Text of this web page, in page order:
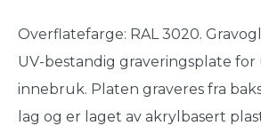
Overflatefarge: RAL 3020.
UV-bestandig graveringsplate for
innebruk. Platen graveres fra
lag og er laget av akrylbasert